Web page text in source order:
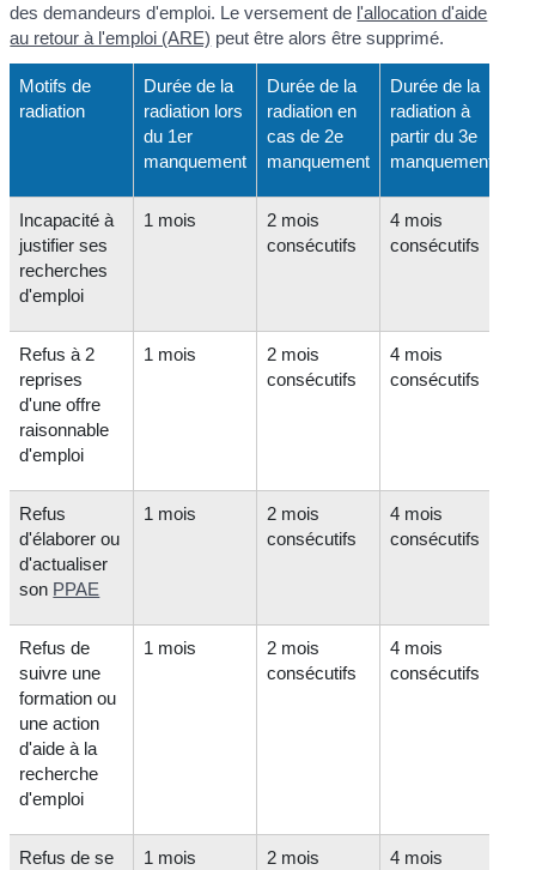
des demandeurs d'emploi. Le versement de l'allocation d'aide
au retour à l'emploi (ARE) peut être alors être supprimé.
Motifs de
radiation
Durée de la
radiation lors
du 1er
manquement
Durée de la
radiation en
cas de 2e
manquement
Durée de la
radiation à
partir du 3e
manquement
Incapacité à
justifier ses
recherches
d'emploi
1 mois
2 mois
consécutifs
4 mois
consécutifs
Refus à 2
reprises
d'une offre
raisonnable
d'emploi
1 mois
2 mois
consécutifs
4 mois
consécutifs
Refus
d'élaborer ou
d'actualiser
son PPAE
1 mois
2 mois
consécutifs
4 mois
consécutifs
Refus de
suivre une
formation ou
une action
d'aide à la
recherche
d'emploi
1 mois
2 mois
consécutifs
4 mois
consécutifs
Refus de se
1 mois
2 mois
4 mois